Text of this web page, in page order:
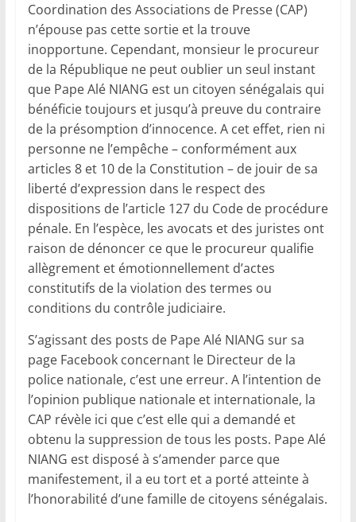
Coordination des Associations de Presse (CAP)
n’épouse pas cette sortie et la trouve
inopportune. Cependant, monsieur le procureur
de la République ne peut oublier un seul instant
que Pape Alé NIANG est un citoyen sénégalais qui
bénéficie toujours et jusqu’à preuve du contraire
de la présomption d’innocence. A cet effet, rien ni
personne ne l’empêche – conformément aux
articles 8 et 10 de la Constitution – de jouir de sa
liberté d’expression dans le respect des
dispositions de l’article 127 du Code de procédure
pénale. En l’espèce, les avocats et des juristes ont
raison de dénoncer ce que le procureur qualifie
allègrement et émotionnellement d’actes
constitutifs de la violation des termes ou
conditions du contrôle judiciaire.
S’agissant des posts de Pape Alé NIANG sur sa
page Facebook concernant le Directeur de la
police nationale, c’est une erreur. A l’intention de
l’opinion publique nationale et internationale, la
CAP révèle ici que c’est elle qui a demandé et
obtenu la suppression de tous les posts. Pape Alé
NIANG est disposé à s’amender parce que
manifestement, il a eu tort et a porté atteinte à
l’honorabilité d’une famille de citoyens sénégalais.